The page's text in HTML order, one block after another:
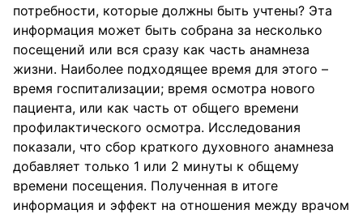
потребности, которые должны быть учтены? Эта
информация может быть собрана за несколько
посещений или вся сразу как часть анамнеза
жизни. Наиболее подходящее время для этого –
время госпитализации; время осмотра нового
пациента, или как часть от общего времени
профилактического осмотра. Исследования
показали, что сбор краткого духовного анамнеза
добавляет только 1 или 2 минуты к общему
времени посещения. Полученная в итоге
информация и эффект на отношения между врачом